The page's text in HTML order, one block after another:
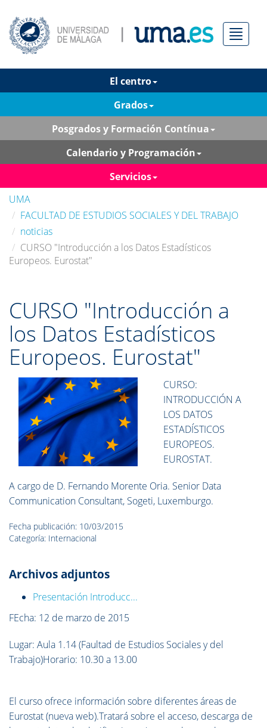
Menú
El centro
Grados
Posgrados y Formación Contínua
Calendario y Programación
Servicios
UMA
FACULTAD DE ESTUDIOS SOCIALES Y DEL TRABAJO
noticias
CURSO "Introducción a los Datos Estadísticos
Europeos. Eurostat"
CURSO "Introducción a
los Datos Estadísticos
Europeos. Eurostat"
CURSO:
INTRODUCCIÓN A
LOS DATOS
ESTADÍSTICOS
EUROPEOS.
EUROSTAT.
A cargo de D. Fernando Morente Oria. Senior Data
Communication Consultant, Sogeti, Luxemburgo.
Fecha publicación: 10/03/2015
Categoría: Internacional
Archivos adjuntos
Presentación Introducc...
FEcha: 12 de marzo de 2015
Lugar: Aula 1.14 (Faultad de Estudios Sociales y del
Trabajo)Horario: 10.30 a 13.00
El curso ofrece información sobre diferentes áreas de
Eurostat (nueva web).Tratará sobre el acceso, descarga de